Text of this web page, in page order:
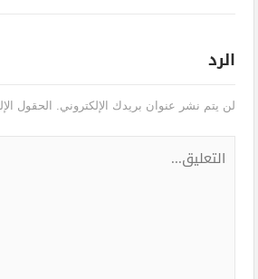
الرد
لن يتم نشر عنوان بريدك الإلكتروني. الحقول